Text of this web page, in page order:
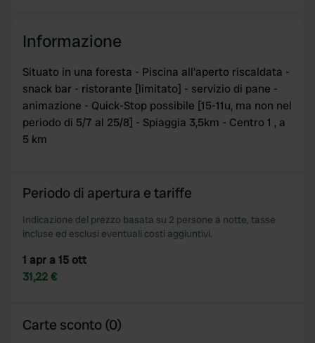
provided to them or that they’ve collected from your use
Informazione
Situato in una foresta - Piscina all'aperto riscaldata -
snack bar - ristorante [limitato] - servizio di pane -
animazione - Quick-Stop possibile [15-11u, ma non nel
periodo di 5/7 al 25/8] - Spiaggia 3,5km - Centro 1 , a
5 km
Periodo di apertura e tariffe
Indicazione del prezzo basata su 2 persone a notte, tasse
incluse ed esclusi eventuali costi aggiuntivi.
1 apr a 15 ott
31,22 €
Carte sconto (0)